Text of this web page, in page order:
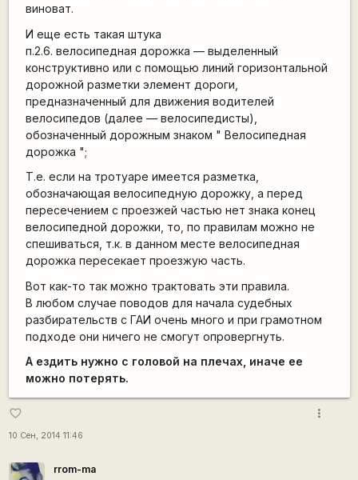
виноват.
И еще есть такая штука
п.2.6. велосипедная дорожка — выделенный
конструктивно или с помощью линий горизонтальной
дорожной разметки элемент дороги,
предназначенный для движения водителей
велосипедов (далее — велосипедисты),
обозначенный дорожным знаком " Велосипедная
дорожка ";
Т.е. если на тротуаре имеется разметка,
обозначающая велосипедную дорожку, а перед
пересечением с проезжей частью нет знака конец
велосипедной дорожки, то, по правилам можно не
спешиваться, т.к. в данном месте велосипедная
дорожка пересекает проезжую часть.
Вот как-то так можно трактовать эти правила.
В любом случае поводов для начала судебных
разбирательств с ГАИ очень много и при грамотном
подходе они ничего не смогут опровергнуть.
А ездить нужно с головой на плечах, иначе ее
можно потерять.
favorite_border
10 Сен, 2014 11:46
more_vert
rrom-ma